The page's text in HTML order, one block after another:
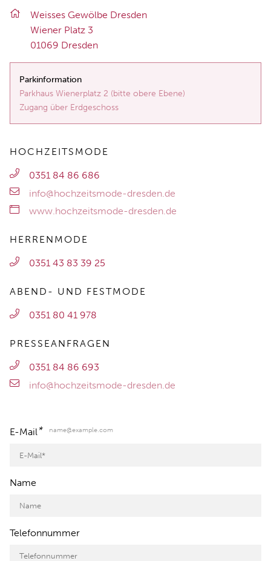
Weis­ses Ge­wöl­be Dres­den
Wie­ner Platz 3
01069 Dres­den
Parkinformation
Parkhaus Wienerplatz 2 (bitte obere Ebene)
Zugang über Erdgeschoss
HOCHZEITSMODE
0351 84 86 686
info@hochzeitsmode-dresden.de
www.hochzeitsmode-dresden.de
HERRENMODE
0351 43 83 39 25
ABEND- UND FESTMODE
0351 80 41 978
PRESSEANFRAGEN
0351 84 86 693
info@hochzeitsmode-dresden.de
E-Mail* name@example.com
Name
Telefonnummer